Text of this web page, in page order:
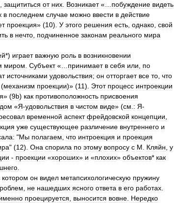
защититься от них Возникает«… побуждение видеть
в последнем случае можно ввести в действие
проекция» (10). У этого решения есть однако свой
в нечто подчиненное законам реального мира
*) играет важную роль в возникновении
миром Субъект«… принимает в себя или
по
источниками удовольствия; он отторгает все то что
(механизм проекции)» (11). Этот процесс интроекции
» (9b) как противоположность присвоения
«Я-удовольствия в чистом виде» (см : Я-
временной аспект фрейдовской концепции
уже существующее различение внутреннего и
"Мы полагаем что интроекция и проекция
" (12). Она спорила по этому вопросу с М Кляйн у
- проекции «хороших» и «плохих» объектов* как
котором он видел метапсихологическую пружину
не нашедших ясного ответа в его работах
проецируется выносится вовне Нередко